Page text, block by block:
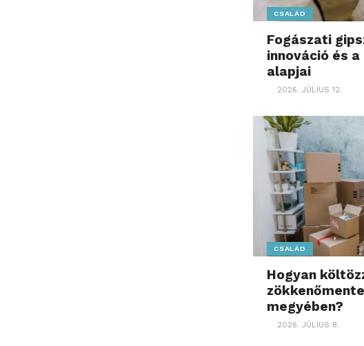
CSALÁD
Fogászati
innováció és
alapjai
2026. JÚLIUS 12.
CSALÁD
Hogyan
megyében?
2026. JÚLIUS 8.